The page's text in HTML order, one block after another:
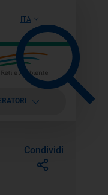
ITA
Condividi